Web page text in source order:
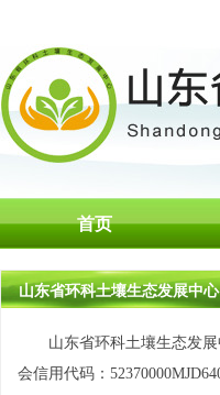
首页
山东省环科土壤生态发展中心
山东省环科土壤生态发展
会信用代码：